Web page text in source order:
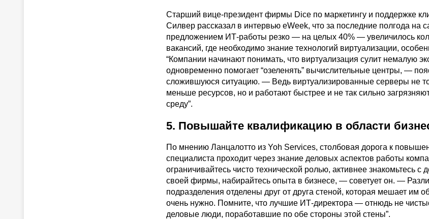
Старший вице-президент фирмы Dice по маркетингу и поддержке
Силвер рассказал в интервью eWeek, что за последние полгода на
предложением ИТ-работы резко — на целых 40% — увеличилось
вакансий, где необходимо знание технологий виртуализации,
“Компании начинают понимать, что виртуализация сулит немалую
одновременно помогает “озеленять” вычислительные центры, —
сложившуюся ситуацию. — Ведь виртуализированные серверы не
меньше ресурсов, но и работают быстрее и не так сильно
среду”.
5. Повышайте квалификацию в области
По мнению Ланцалотто из Yoh Services, столбовая дорога к
специалиста проходит через знание деловых аспектов работы
ограничивайтесь чисто технической ролью, активнее знакомьтесь с
своей фирмы, набирайтесь опыта в бизнесе, — советует он. —
подразделения отделены друг от друга стеной, которая мешает им
очень нужно. Помните, что лучшие ИТ-директора — отнюдь не
деловые люди, поработавшие по обе стороны этой стены”.